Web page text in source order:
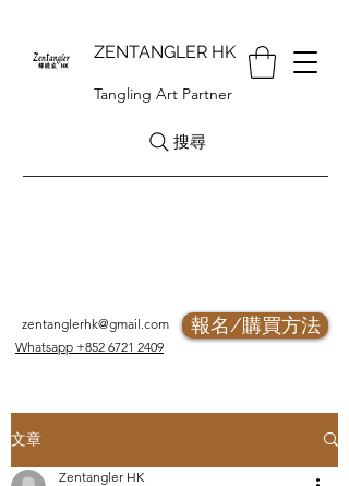
ZENTANGLER HK
Tangling Art Partner
搜尋
zentanglerhk@gmail.com
Whatsapp +852 6721 2409
報名/購買方法
文章
Zentangler HK